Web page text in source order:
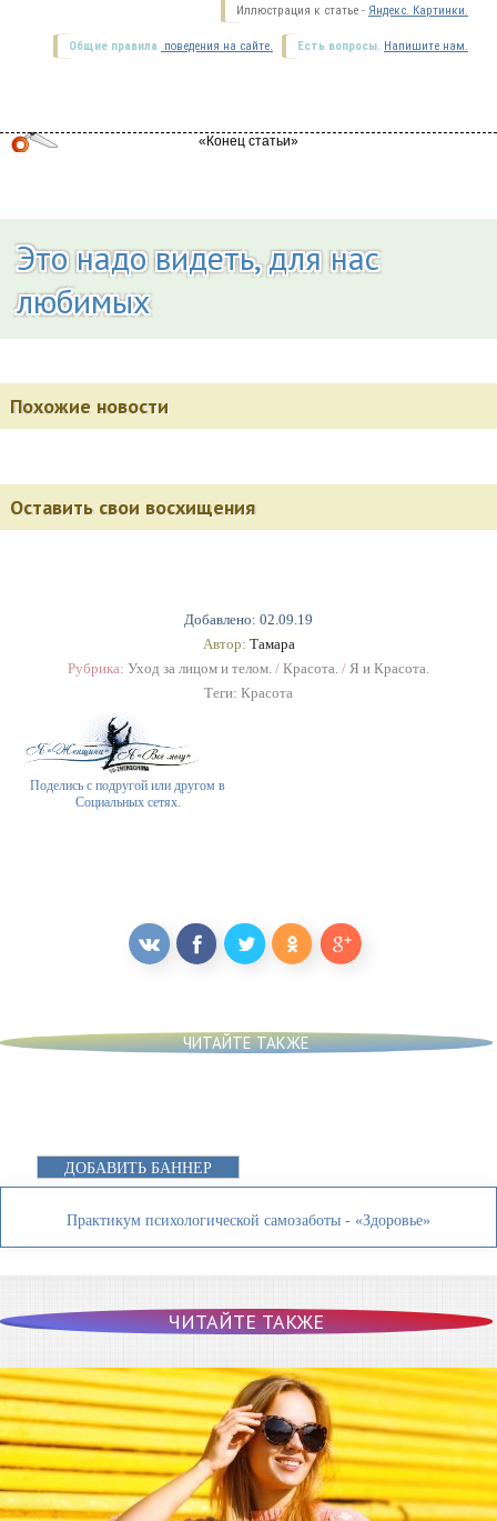
Добавлено: 02.09.19
Автор: Тамара
Рубрика: Уход за лицом и телом. / Красота. / Я и Красота.
Теги: Красота
Поделись с подругой или другом в
Социальных сетях.
Иллюстрация к статье - Яндекс. Картинки.
Есть вопросы. Напишите нам.
Общие правила поведения на сайте.
Это надо видеть, для нас
любимых
Похожие новости
Оставить свои восхищения
ЧИТАЙТЕ ТАКЖЕ
ДОБАВИТЬ БАННЕР
Практикум психологической самозаботы - «Здоровье»
ЧИТАЙТЕ ТАКЖЕ